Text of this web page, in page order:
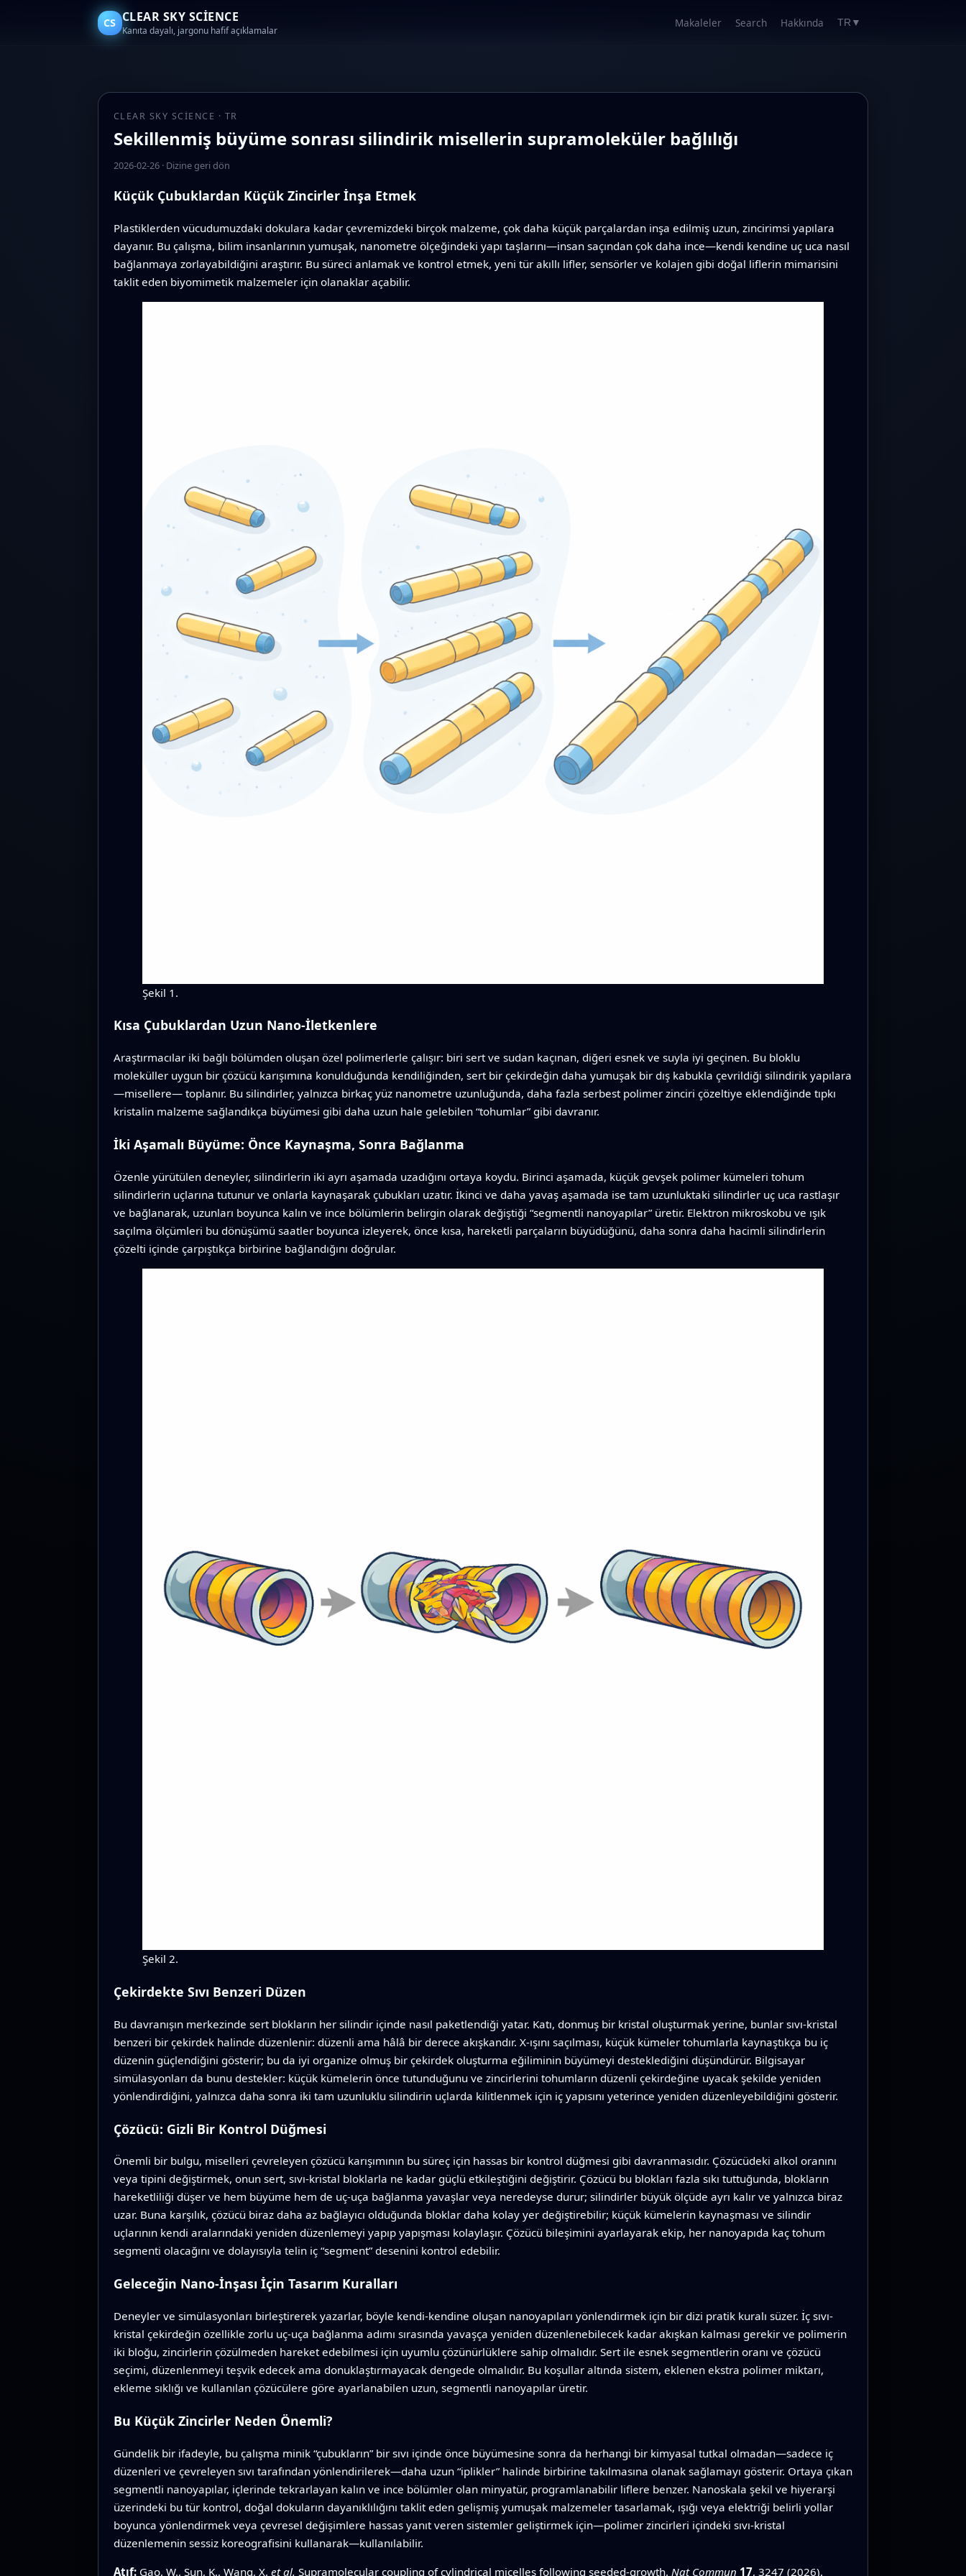
CS CLEAR SKY SCIENCE
Kanıta dayalı, jargonu hafif açıklamalar
Makaleler Search Hakkında TR ▼
CLEAR SKY SCIENCE · TR
Sekillenmiş büyüme sonrası silindirik misellerin supramoleküler bağlılığı
2026-02-26· Dizine geri dön
Küçük Çubuklardan Küçük Zincirler İnşa Etmek
Plastiklerden vücudumuzdaki dokulara kadar çevremizdeki birçok malzeme, çok daha küçük parçalardan inşa edilmiş uzun, zincirimsi yapılara
dayanır. Bu çalışma, bilim insanlarının yumuşak, nanometre ölçeğindeki yapı taşlarını—insan saçından çok daha ince—kendi kendine uç uca nasıl
bağlanmaya zorlayabildiğini araştırır. Bu süreci anlamak ve kontrol etmek, yeni tür akıllı lifler, sensörler ve kolajen gibi doğal liflerin mimarisini
taklit eden biyomimetik malzemeler için olanaklar açabilir.
Şekil 1.
Kısa Çubuklardan Uzun Nano-İletkenlere
Araştırmacılar iki bağlı bölümden oluşan özel polimerlerle çalışır: biri sert ve sudan kaçınan, diğeri esnek ve suyla iyi geçinen. Bu bloklu
moleküller uygun bir çözücü karışımına konulduğunda kendiliğinden, sert bir çekirdeğin daha yumuşak bir dış kabukla çevrildiği silindirik yapılara
—misellere— toplanır. Bu silindirler, yalnızca birkaç yüz nanometre uzunluğunda, daha fazla serbest polimer zinciri çözeltiye eklendiğinde tıpkı
kristalin malzeme sağlandıkça büyümesi gibi daha uzun hale gelebilen “tohumlar” gibi davranır.
İki Aşamalı Büyüme: Önce Kaynaşma, Sonra Bağlanma
Özenle yürütülen deneyler, silindirlerin iki ayrı aşamada uzadığını ortaya koydu. Birinci aşamada, küçük gevşek polimer kümeleri tohum
silindirlerin uçlarına tutunur ve onlarla kaynaşarak çubukları uzatır. İkinci ve daha yavaş aşamada ise tam uzunluktaki silindirler uç uca rastlaşır
ve bağlanarak, uzunları boyunca kalın ve ince bölümlerin belirgin olarak değiştiği “segmentli nanoyapılar” üretir. Elektron mikroskobu ve ışık
saçılma ölçümleri bu dönüşümü saatler boyunca izleyerek, önce kısa, hareketli parçaların büyüdüğünü, daha sonra daha hacimli silindirlerin
çözelti içinde çarpıştıkça birbirine bağlandığını doğrular.
Şekil 2.
Çekirdekte Sıvı Benzeri Düzen
Bu davranışın merkezinde sert blokların her silindir içinde nasıl paketlendiği yatar. Katı, donmuş bir kristal oluşturmak yerine, bunlar sıvı-kristal
benzeri bir çekirdek halinde düzenlenir: düzenli ama hâlâ bir derece akışkandır. X-ışını saçılması, küçük kümeler tohumlarla kaynaştıkça bu iç
düzenin güçlendiğini gösterir; bu da iyi organize olmuş bir çekirdek oluşturma eğiliminin büyümeyi desteklediğini düşündürür. Bilgisayar
simülasyonları da bunu destekler: küçük kümelerin önce tutunduğunu ve zincirlerini tohumların düzenli çekirdeğine uyacak şekilde yeniden
yönlendirdiğini, yalnızca daha sonra iki tam uzunluklu silindirin uçlarda kilitlenmek için iç yapısını yeterince yeniden düzenleyebildiğini gösterir.
Çözücü: Gizli Bir Kontrol Düğmesi
Önemli bir bulgu, miselleri çevreleyen çözücü karışımının bu süreç için hassas bir kontrol düğmesi gibi davranmasıdır. Çözücüdeki alkol oranını
veya tipini değiştirmek, onun sert, sıvı-kristal bloklarla ne kadar güçlü etkileştiğini değiştirir. Çözücü bu blokları fazla sıkı tuttuğunda, blokların
hareketliliği düşer ve hem büyüme hem de uç-uça bağlanma yavaşlar veya neredeyse durur; silindirler büyük ölçüde ayrı kalır ve yalnızca biraz
uzar. Buna karşılık, çözücü biraz daha az bağlayıcı olduğunda bloklar daha kolay yer değiştirebilir; küçük kümelerin kaynaşması ve silindir
uçlarının kendi aralarındaki yeniden düzenlemeyi yapıp yapışması kolaylaşır. Çözücü bileşimini ayarlayarak ekip, her nanoyapıda kaç tohum
segmenti olacağını ve dolayısıyla telin iç “segment” desenini kontrol edebilir.
Geleceğin Nano-İnşası İçin Tasarım Kuralları
Deneyler ve simülasyonları birleştirerek yazarlar, böyle kendi-kendine oluşan nanoyapıları yönlendirmek için bir dizi pratik kuralı süzer. İç sıvı-
kristal çekirdeğin özellikle zorlu uç-uça bağlanma adımı sırasında yavaşça yeniden düzenlenebilecek kadar akışkan kalması gerekir ve polimerin
iki bloğu, zincirlerin çözülmeden hareket edebilmesi için uyumlu çözünürlüklere sahip olmalıdır. Sert ile esnek segmentlerin oranı ve çözücü
seçimi, düzenlenmeyi teşvik edecek ama donuklaştırmayacak dengede olmalıdır. Bu koşullar altında sistem, eklenen ekstra polimer miktarı,
ekleme sıklığı ve kullanılan çözücülere göre ayarlanabilen uzun, segmentli nanoyapılar üretir.
Bu Küçük Zincirler Neden Önemli?
Gündelik bir ifadeyle, bu çalışma minik “çubukların” bir sıvı içinde önce büyümesine sonra da herhangi bir kimyasal tutkal olmadan—sadece iç
düzenleri ve çevreleyen sıvı tarafından yönlendirilerek—daha uzun “iplikler” halinde birbirine takılmasına olanak sağlamayı gösterir. Ortaya çıkan
segmentli nanoyapılar, içlerinde tekrarlayan kalın ve ince bölümler olan minyatür, programlanabilir liflere benzer. Nanoskala şekil ve hiyerarşi
üzerindeki bu tür kontrol, doğal dokuların dayanıklılığını taklit eden gelişmiş yumuşak malzemeler tasarlamak, ışığı veya elektriği belirli yollar
boyunca yönlendirmek veya çevresel değişimlere hassas yanıt veren sistemler geliştirmek için—polimer zincirleri içindeki sıvı-kristal
düzenlemenin sessiz koreografisini kullanarak—kullanılabilir.
Atıf: Gao, W., Sun, K., Wang, X. et al. Supramolecular coupling of cylindrical micelles following seeded-growth. Nat Commun 17, 3247 (2026).